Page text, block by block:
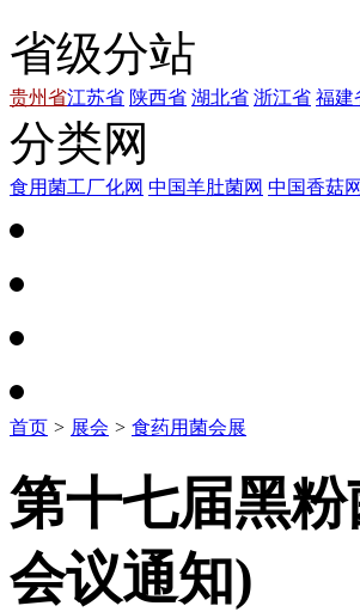
省级分站
贵州省江苏省 陕西省 湖北省 浙江省 福建
分类网
食用菌工厂化网 中国羊肚菌网 中国香菇网
首页 > 展会 > 食药用菌会展
第十七届黑
会议通知)